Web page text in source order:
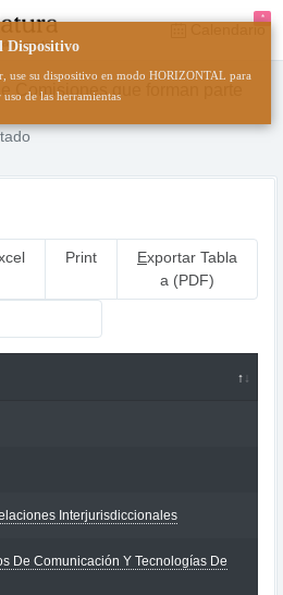
*
Comisiones que forman parte
Print Exportar Tabla
a (PDF)
Interjurisdiccionales
De Comunicación Y Tecnologías De
Dispositivo
use su dispositivo en modo HORIZONTAL para
de las herramientas